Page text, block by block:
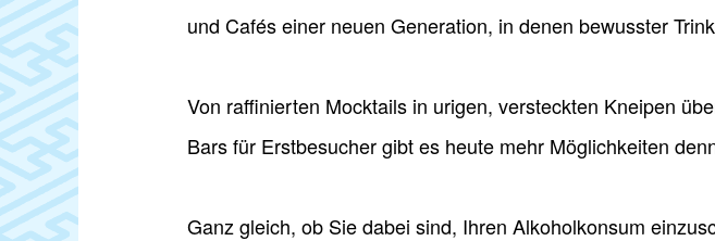
und Cafés einer neuen Generation, in denen bewusster
Von raffinierten Mocktails in urigen, versteckten Kneipen
Bars für Erstbesucher gibt es heute mehr Möglichkeiten
Ganz gleich, ob Sie dabei sind, Ihren Alkoholkonsum